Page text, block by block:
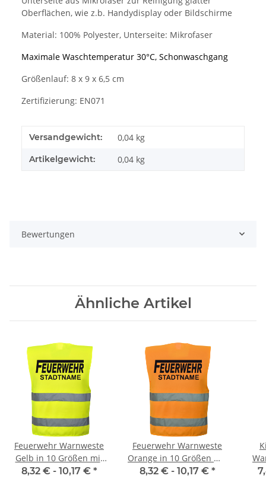
Oberflächen, wie z.b. Handydisplay oder Bildschirme
Material: 100% Polyester, Unterseite: Mikrofaser
Maximale Waschtemperatur 30°C, Schonwaschgang
Größenlauf: 8 x 9 x 6,5 cm
Zertifizierung: EN071
Versandgewicht: 0,04 kg
Artikelgewicht: 0,04 kg
Bewertungen
Ähnliche Artikel
Feuerwehr Warnweste
Gelb in 10 Größen mit
Stadtnamen
8,32 € - 10,17 € *
Feuerwehr Warnweste
Orange in 10 Größen mit
Stadtnamen
8,32 € - 10,17 € *